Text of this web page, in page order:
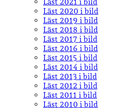
Läst 2020 i bild
Läst 2019 i bild
Läst 2018 i bild
Läst 2017 i bild
Läst 2016 i bild
Läst 2015 i bild
Läst 2014 i bild
Läst 2013 i bild
Läst 2012 i bild
Läst 2011 i bild
Läst 2010 i bild